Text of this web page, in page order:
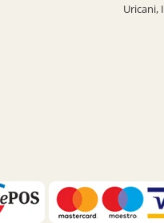
Uricani,